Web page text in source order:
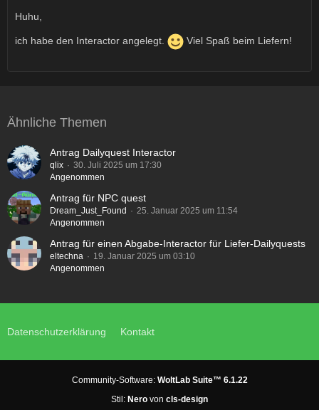
Huhu,
ich habe den Interactor angelegt. Viel Spaß beim Liefern!
Ähnliche Themen
Antrag Dailyquest Interactor
qlix
30. Juli 2025 um 17:30
Angenommen
Antrag für NPC quest
Dream_Just_Found
25. Januar 2025 um 11:54
Angenommen
Antrag für einen Abgabe-Interactor für Liefer-Dailyquests
eltechna
19. Januar 2025 um 03:10
Angenommen
Datenschutzerklärung Kontakt
Community-Software: WoltLab Suite™ 6.1.22
Stil: Nero von cls-design